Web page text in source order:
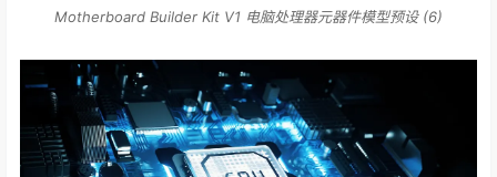
Motherboard Builder Kit V1 电脑处理器元器件模型预设 (6)